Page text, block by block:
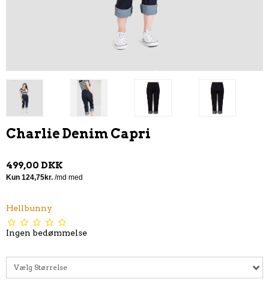
Charlie Denim Capri
499,00 DKK
Hellbunny
Ingen bedømmelse
Vælg Størrelse